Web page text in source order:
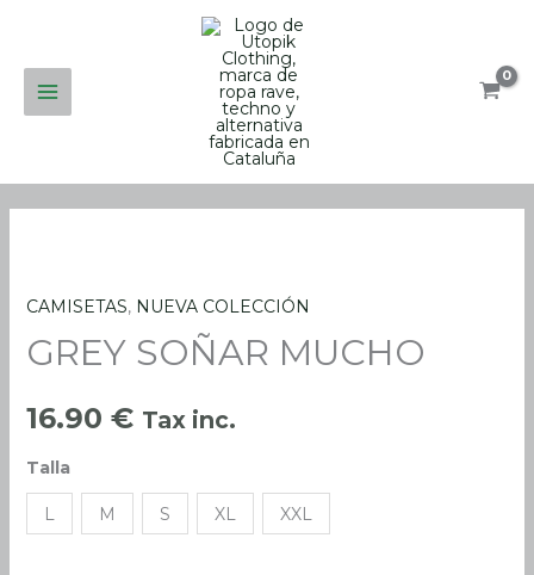
contenido
CAMISETAS, NUEVA COLECCIÓN
GREY SOÑAR MUCHO
16.90 € Tax inc.
Talla
L M S XL XXL
GREY
SOÑAR
cantidad